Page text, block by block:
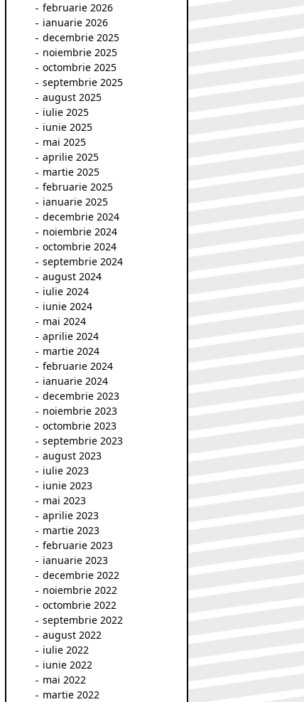
februarie 2026
ianuarie 2026
decembrie 2025
noiembrie 2025
octombrie 2025
septembrie 2025
august 2025
iulie 2025
iunie 2025
mai 2025
aprilie 2025
martie 2025
februarie 2025
ianuarie 2025
decembrie 2024
noiembrie 2024
octombrie 2024
septembrie 2024
august 2024
iulie 2024
iunie 2024
mai 2024
aprilie 2024
martie 2024
februarie 2024
ianuarie 2024
decembrie 2023
noiembrie 2023
octombrie 2023
septembrie 2023
august 2023
iulie 2023
iunie 2023
mai 2023
aprilie 2023
martie 2023
februarie 2023
ianuarie 2023
decembrie 2022
noiembrie 2022
octombrie 2022
septembrie 2022
august 2022
iulie 2022
iunie 2022
mai 2022
martie 2022